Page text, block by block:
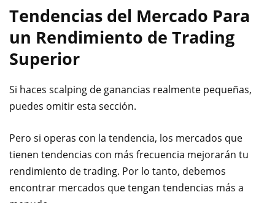
Tendencias del Mercado Para
un Rendimiento de Trading
Superior
Si haces scalping de ganancias realmente pequeñas,
puedes omitir esta sección.
Pero si operas con la tendencia, los mercados que
tienen tendencias con más frecuencia mejorarán tu
rendimiento de trading. Por lo tanto, debemos
encontrar mercados que tengan tendencias más a